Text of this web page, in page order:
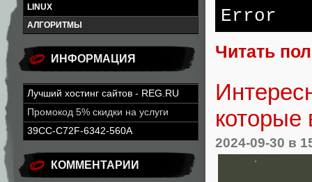
LINUX
АЛГОРИТМЫ
ИНФОРМАЦИЯ
Лучший хостинг сайтов - REG.RU
Промокод 5% скидки на услуги
39CC-C72F-6342-560A
КОММЕНТАРИИ
Error
Читать
которые
2024-09-30 в